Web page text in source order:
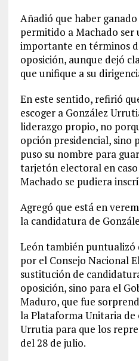
Añadió que haber
permitido a Machado ser
importante en términos
oposición, aunque dejó
que unifique a su
En este sentido, refirió
escoger a González
liderazgo propio, no
opción presidencial, sino
puso su nombre para
tarjetón electoral en
Machado se pudiera
Agregó que está en
la candidatura de
León también puntualizó
por el Consejo Nacional
sustitución de
oposición, sino para el
Maduro, que fue
la Plataforma Unitaria de
Urrutia para que los
del 28 de julio.